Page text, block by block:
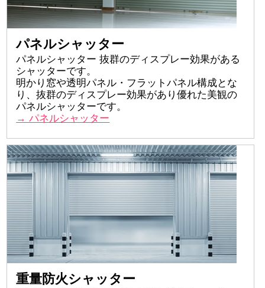
パネルシャッター
パネルシャッター 抜群のディスプレー効果がある
シャッターです。
明かり窓や透明パネル・フラットパネル構成とな
り、抜群のディスプレー効果があり優れた美観の
パネルシャッターです。
→ パネルシャッター
重量防火シャッター